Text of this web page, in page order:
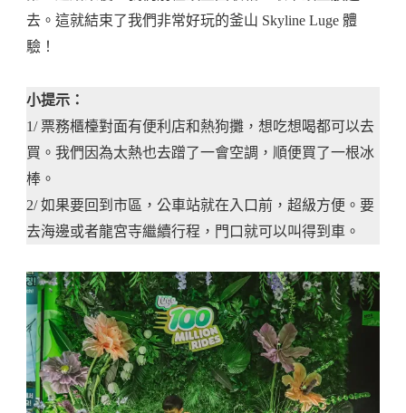
去。這就結束了我們非常好玩的釜山 Skyline Luge 體
驗！
小提示：
1/ 票務櫃檯對面有便利店和熱狗攤，想吃想喝都可以去
買。我們因為太熱也去蹭了一會空調，順便買了一根冰
棒。
2/ 如果要回到市區，公車站就在入口前，超級方便。要
去海邊或者龍宮寺繼續行程，門口就可以叫得到車。